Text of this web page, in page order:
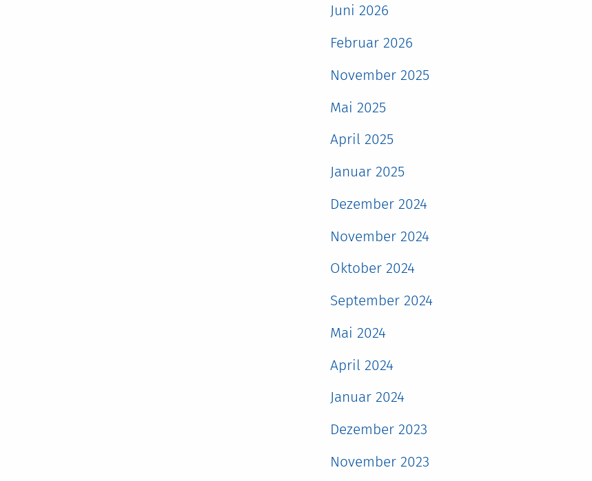
Juni 2026
Februar 2026
November 2025
Mai 2025
April 2025
Januar 2025
Dezember 2024
November 2024
Oktober 2024
September 2024
Mai 2024
April 2024
Januar 2024
Dezember 2023
November 2023